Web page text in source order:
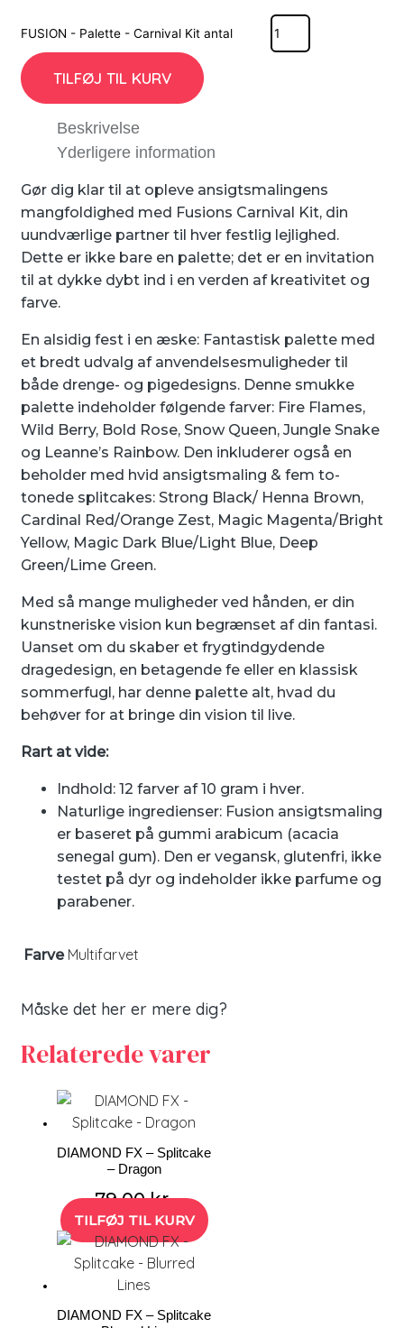
FUSION - Palette - Carnival Kit antal
TILFØJ TIL KURV
Beskrivelse
Yderligere information
Gør dig klar til at opleve ansigtsmalingens
mangfoldighed med Fusions Carnival Kit, din
uundværlige partner til hver festlig lejlighed.
Dette er ikke bare en palette; det er en invitation
til at dykke dybt ind i en verden af kreativitet og
farve.
En alsidig fest i en æske: Fantastisk palette med
et bredt udvalg af anvendelsesmuligheder til
både drenge- og pigedesigns. Denne smukke
palette indeholder følgende farver: Fire Flames,
Wild Berry, Bold Rose, Snow Queen, Jungle Snake
og Leanne’s Rainbow. Den inkluderer også en
beholder med hvid ansigtsmaling & fem to-
tonede splitcakes: Strong Black/ Henna Brown,
Cardinal Red/Orange Zest, Magic Magenta/Bright
Yellow, Magic Dark Blue/Light Blue, Deep
Green/Lime Green.
Med så mange muligheder ved hånden, er din
kunstneriske vision kun begrænset af din fantasi.
Uanset om du skaber et frygtindgydende
dragedesign, en betagende fe eller en klassisk
sommerfugl, har denne palette alt, hvad du
behøver for at bringe din vision til live.
Rart at vide:
Indhold: 12 farver af 10 gram i hver.
Naturlige ingredienser: Fusion ansigtsmaling
er baseret på gummi arabicum (acacia
senegal gum). Den er vegansk, glutenfri, ikke
testet på dyr og indeholder ikke parfume og
parabener.
Farve Multifarvet
Måske det her er mere dig?
Relaterede varer
DIAMOND FX – Splitcake
– Dragon
79,00kr.
TILFØJ TIL KURV
DIAMOND FX – Splitcake